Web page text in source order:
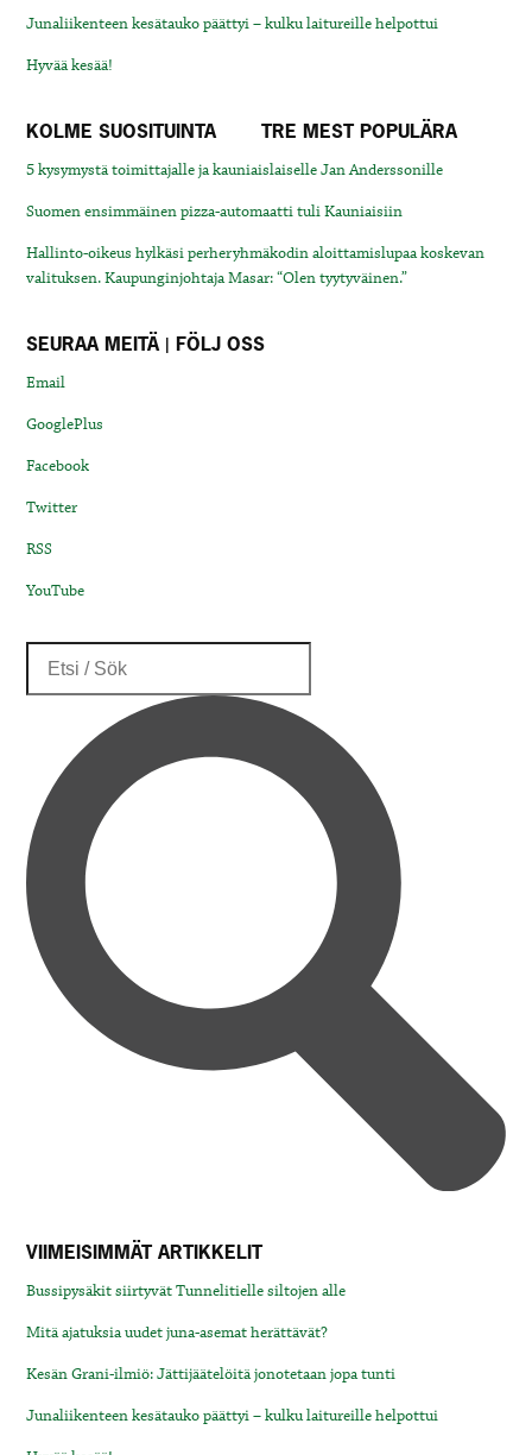
Junaliikenteen kesätauko päättyi – kulku laitureille helpottui
Hyvää kesää!
KOLME SUOSITUINTA TRE MEST POPULÄRA
5 kysymystä toimittajalle ja kauniaislaiselle Jan Anderssonille
Suomen ensimmäinen pizza-automaatti tuli Kauniaisiin
Hallinto-oikeus hylkäsi perheryhmäkodin aloittamislupaa koskevan
valituksen. Kaupunginjohtaja Masar: “Olen tyytyväinen.”
SEURAA MEITÄ | FÖLJ OSS
Email
GooglePlus
Facebook
Twitter
RSS
YouTube
VIIMEISIMMÄT ARTIKKELIT
Bussipysäkit siirtyvät Tunnelitielle siltojen alle
Mitä ajatuksia uudet juna-asemat herättävät?
Kesän Grani-ilmiö: Jättijäätelöitä jonotetaan jopa tunti
Junaliikenteen kesätauko päättyi – kulku laitureille helpottui